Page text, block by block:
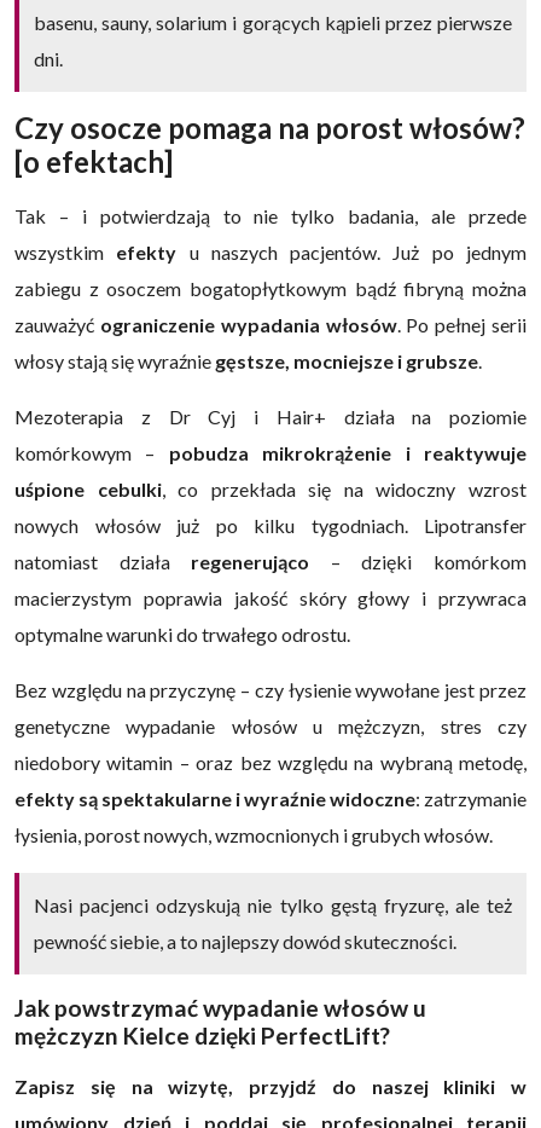
basenu, sauny, solarium i gorących kąpieli przez pierwsze
dni.
Czy osocze pomaga na porost włosów?
[o efektach]
Tak – i potwierdzają to nie tylko badania, ale przede
wszystkim efekty u naszych pacjentów. Już po jednym
zabiegu z osoczem bogatopłytkowym bądź fibryną można
zauważyć ograniczenie wypadania włosów. Po pełnej serii
włosy stają się wyraźnie gęstsze, mocniejsze i grubsze
Mezoterapia z Dr Cyj i Hair+ działa na poziomie
komórkowym – pobudza mikrokrążenie i reaktywuje
uśpione cebulki, co przekłada się na widoczny wzrost
nowych włosów już po kilku tygodniach. Lipotransfer
natomiast działa regenerująco – dzięki komórkom
macierzystym poprawia jakość skóry głowy i przywraca
optymalne warunki do trwałego odrostu.
Bez względu na przyczynę – czy łysienie wywołane jest przez
genetyczne wypadanie włosów u mężczyzn, stres czy
niedobory witamin – oraz bez względu na wybraną metodę,
efekty są spektakularne i wyraźnie widoczne: zatrzymanie
łysienia, porost nowych, wzmocnionych i grubych włosów.
Nasi pacjenci odzyskują nie tylko gęstą fryzurę, ale też
pewność siebie, a to najlepszy dowód skuteczności.
Jak powstrzymać wypadanie włosów u
mężczyzn Kielce dzięki PerfectLift?
Zapisz się na wizytę, przyjdź do naszej kliniki w
umówiony dzień i poddaj się profesjonalnej terapii